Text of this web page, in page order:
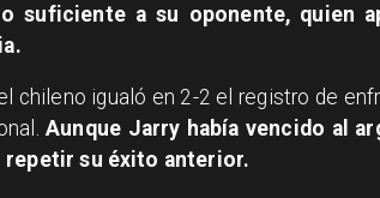
suficiente a su oponente, quien
chileno igualó en 2-2 el registro de
Aunque Jarry había vencido al
su éxito anterior.